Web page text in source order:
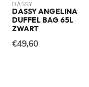
DASSY
DASSY ANGELINA
DUFFEL BAG 65L
ZWART
€49,60